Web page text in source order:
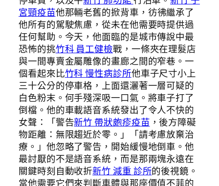
宮頸疫苗他那輛老舊的掀背車，彷彿繼承了
他所有的駕駛焦慮，從未在他需要時提供過
任何幫助。今天，他面臨的是城市傳說中最
恐怖的挑竹科 員工健檢戰，一條夾在理髮店
與一間專賣金屬雕像的畫廊之間的窄巷。一
個看起來比竹科 慢性病診所他車子尺寸小上
三十公分的停車格，上面還灑著一層可疑的
白色粉末。何手殘深吸一口氣。將車子打了
倒檔。他的車載語音系統發出了令人不快的
女聲：「警告新竹 帶狀皰疹疫苗 ，後方障礙
物距離：無限趨近於零。」「請考慮放棄治
療。」他忽略了警告，開始緩慢地倒車。他
最討厭的不是語音系統，而是那兩塊永遠在
關鍵時刻自動收折新竹 減重 診所的後視鏡。
當他需要它們來判斷車體與那座價值不菲的